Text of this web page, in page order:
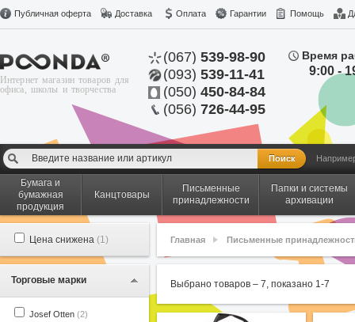
Публичная оферта Доставка Оплата Гарантии Помощь
Интернет магазин товаров для
офиса, школы и творчества
(067) 539-98-90
(093) 539-11-41
(050) 450-84-84
(056) 726-44-95
Время
9:00 -
Бумага и
бумажная
продукция
Канцтовары
Письменные
принадлежности
Папки и системы
архивации
Цена снижена (1)
Торговые марки
Josef Otten (2)
Главная Письменные
Выбрано товаров – 7, показано 1-7